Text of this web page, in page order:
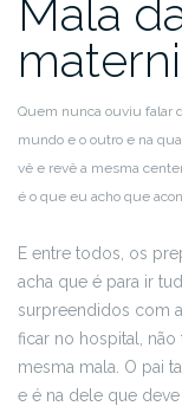
Mala
Quem nunca ouviu falar
mundo e o outro e na
vê e revê a mesma
é o que eu acho que
E entre todos, os
acha que é para ir
surpreendidos com
ficar no hospital,
mesma mala. O pai
e é na dele que